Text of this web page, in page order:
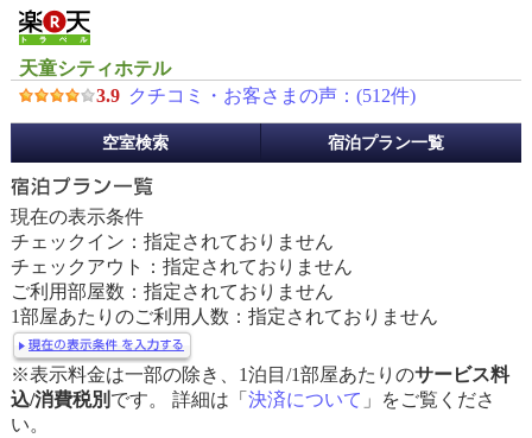
天童シティホテル
3.9 クチコミ・お客さまの声：(512件)
約
メ
ニ
ュ
ー
空室検索 宿泊プラン一覧
現在の表示条件
チェックイン：指定されておりません
チェックアウト：指定されておりません
ご利用部屋数：指定されておりません
1部屋あたりのご利用人数：指定されておりません
※表示料金は一部の除き、1泊目/1部屋あたりのサービス料
込/消費税別 です。 詳細は「 決済について 」をご覧くださ
い。